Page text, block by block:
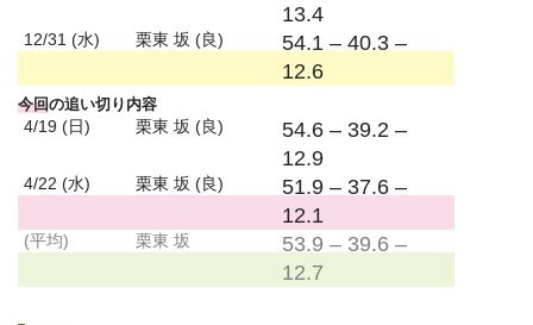
13.4
12/31 (水) 栗東 坂 (良)
54.1 – 40.3 –
12.6
今回の追い切り内容
4/19 (日) 栗東 坂 (良)
54.6 – 39.2 –
12.9
4/22 (水) 栗東 坂 (良)
51.9 – 37.6 –
12.1
(平均) 栗東 坂
53.9 – 39.6 –
12.7